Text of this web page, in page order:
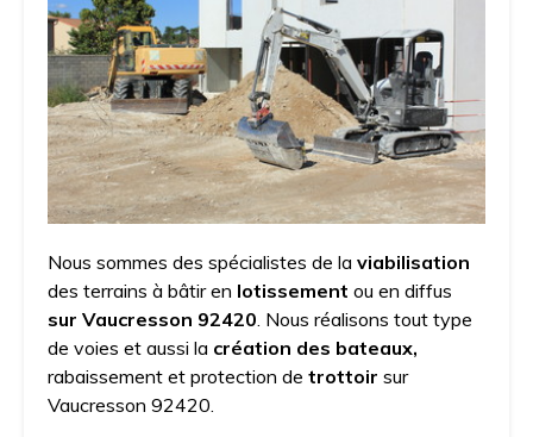
Nous sommes des spécialistes de la viabilisation
des terrains à bâtir en lotissement ou en diffus
sur Vaucresson 92420 . Nous réalisons tout type
de voies et aussi la création des bateaux,
rabaissement et protection de trottoir sur
Vaucresson 92420.